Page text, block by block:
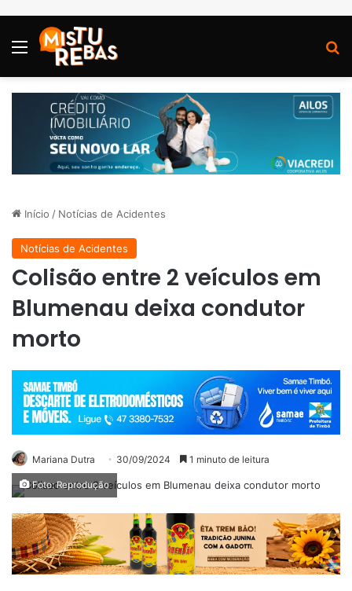
Menu
Início / Notícias de Acidentes
Notícias de Acidentes
Colisão entre 2 veículos em
Blumenau deixa condutor
morto
Mariana Dutra 30/09/2024 1 minuto de leitura
Foto: Reprodução